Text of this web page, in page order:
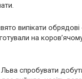
випікати
на
спробувати